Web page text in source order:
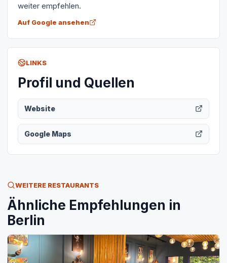
weiter empfehlen.
Auf Google ansehen
LINKS
Profil und Quellen
Website
Google Maps
WEITERE RESTAURANTS
Ähnliche Empfehlungen in
Berlin